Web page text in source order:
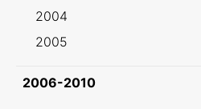
2004
2005
2006-2010